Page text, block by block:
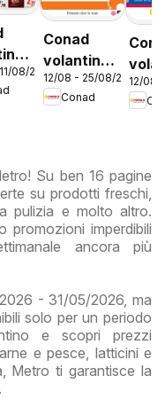
08/2026
Conad
volantino
City Lazio
12/08 - 25/08/2026
Conad
City
12/08
Su ben 16 pagine
su prodotti freschi,
pulizia e molto altro.
promozioni imperdibili
ancora più
- 31/05/2026, ma
solo per un periodo
e scopri prezzi
e pesce, latticini e
Metro ti garantisce la